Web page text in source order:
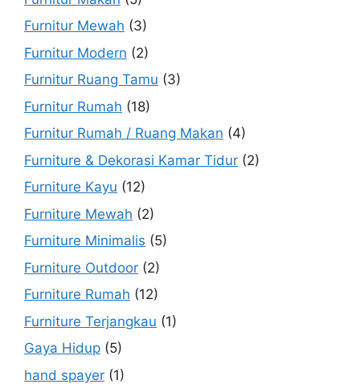
Furnitur Mewah (3)
Furnitur Modern (2)
Furnitur Ruang Tamu (3)
Furnitur Rumah (18)
Furnitur Rumah / Ruang Makan (4)
Furniture & Dekorasi Kamar Tidur (2)
Furniture Kayu (12)
Furniture Mewah (2)
Furniture Minimalis (5)
Furniture Outdoor (2)
Furniture Rumah (12)
Furniture Terjangkau (1)
Gaya Hidup (5)
hand spayer (1)